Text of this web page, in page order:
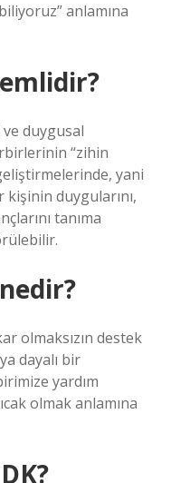
anlamına
duygusal
“zihin
yani
duygularını,
tanıma
olmaksızın destek
dayalı bir
yardım
olmak anlamına